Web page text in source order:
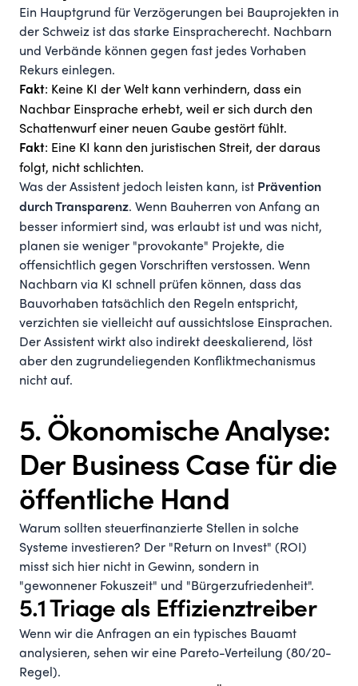
Ein Hauptgrund für Verzögerungen bei Bauprojekten in
der Schweiz ist das starke Einspracherecht. Nachbarn
und Verbände können gegen fast jedes Vorhaben
Rekurs einlegen.
Fakt: Keine KI der Welt kann verhindern, dass ein
Nachbar Einsprache erhebt, weil er sich durch den
Schattenwurf einer neuen Gaube gestört fühlt.
Fakt: Eine KI kann den juristischen Streit, der daraus
folgt, nicht schlichten.
Was der Assistent jedoch leisten kann, ist Prävention
durch Transparenz. Wenn Bauherren von Anfang an
besser informiert sind, was erlaubt ist und was nicht,
planen sie weniger "provokante" Projekte, die
offensichtlich gegen Vorschriften verstossen. Wenn
Nachbarn via KI schnell prüfen können, dass das
Bauvorhaben tatsächlich den Regeln entspricht,
verzichten sie vielleicht auf aussichtslose Einsprachen.
Der Assistent wirkt also indirekt deeskalierend, löst
aber den zugrundeliegenden Konfliktmechanismus
nicht auf.
5. Ökonomische Analyse:
Der Business Case für die
öffentliche Hand
Warum sollten steuerfinanzierte Stellen in solche
Systeme investieren? Der "Return on Invest" (ROI)
misst sich hier nicht in Gewinn, sondern in
"gewonnener Fokuszeit" und "Bürgerzufriedenheit".
5.1 Triage als Effizienztreiber
Wenn wir die Anfragen an ein typisches Bauamt
analysieren, sehen wir eine Pareto-Verteilung (80/20-
Regel).